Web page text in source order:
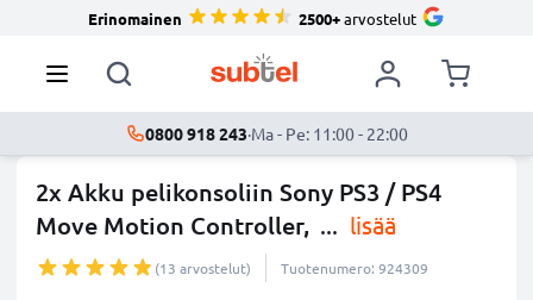
Erinomainen 2500+arvostelut
0800 918 243·Ma - Pe: 11:00 - 22:00
2x Akku pelikonsoliin Sony PS3 / PS4
Move Motion Controller, ... lisää
(13 arvostelut) Tuotenumero: 924309